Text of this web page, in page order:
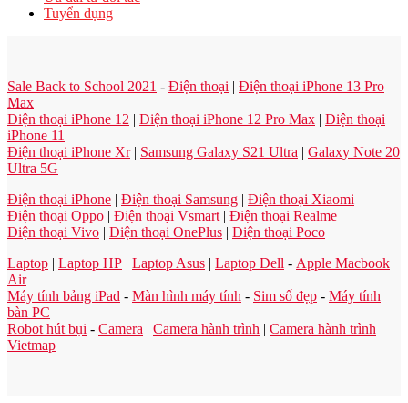
Tuyển dụng
Sale Back to School 2021 - Điện thoại | Điện thoại iPhone 13 Pro
Max
Điện thoại iPhone 12 | Điện thoại iPhone 12 Pro Max | Điện thoại
iPhone 11
Điện thoại iPhone Xr| Samsung Galaxy S21 Ultra | Galaxy Note 20
Ultra 5G
Điện thoại iPhone | Điện thoại Samsung | Điện thoại Xiaomi
Điện thoại Oppo | Điện thoại Vsmart | Điện thoại Realme
Điện thoại Vivo | Điện thoại OnePlus | Điện thoại Poco
Laptop | Laptop HP | Laptop Asus | Laptop Dell - Apple Macbook
Air
Máy tính bảng iPad - Màn hình máy tính - Sim số đẹp - Máy tính
bàn PC
Robot hút bụi - Camera | Camera hành trình | Camera hành trình
Vietmap